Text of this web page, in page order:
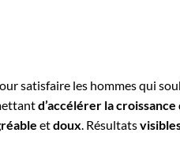
satisfaire les hommes qui
d’accélérer la
etdoux. Résultats